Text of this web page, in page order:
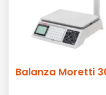
Balanza Moretti